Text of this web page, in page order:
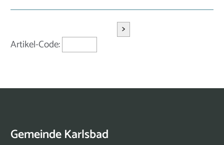
Artikel-Code:
>
Gemeinde Karlsbad